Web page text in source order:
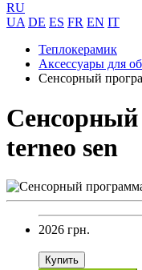
RU
UA DE ES FR EN IT
Теплокерамик
Аксессуары для
Сенсорный
terneo sen
2026 грн.
Купить